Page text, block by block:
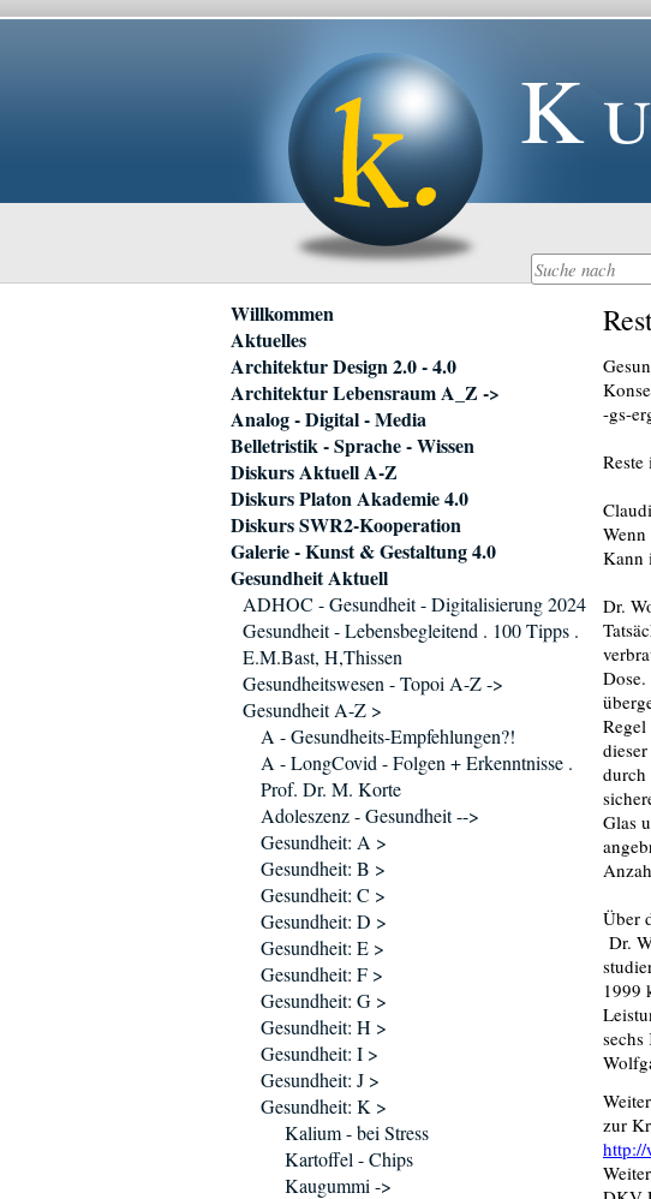
-gs-
Kann
Dr.
durch
Glas
Über
Dr.
1999
zur
Navigation
überspringen
Willkommen
Aktuelles
Architektur Design 2.0 - 4.0
Architektur Lebensraum A_Z ->
Analog - Digital - Media
Belletristik - Sprache - Wissen
Diskurs Aktuell A-Z
Diskurs Platon Akademie 4.0
Diskurs SWR2-Kooperation
Galerie - Kunst & Gestaltung 4.0
Gesundheit Aktuell
ADHOC - Gesundheit - Digitalisierung 2024
Gesundheit - Lebensbegleitend . 100 Tipps .
E.M.Bast, H,Thissen
Gesundheitswesen - Topoi A-Z ->
Gesundheit A-Z >
A - Gesundheits-Empfehlungen?!
A - LongCovid - Folgen + Erkenntnisse .
Prof. Dr. M. Korte
Adoleszenz - Gesundheit -->
Gesundheit: A >
Gesundheit: B >
Gesundheit: C >
Gesundheit: D >
Gesundheit: E >
Gesundheit: F >
Gesundheit: G >
Gesundheit: H >
Gesundheit: I >
Gesundheit: J >
Gesundheit: K >
Kalium - bei Stress
Kartoffel - Chips
Kaugummi ->